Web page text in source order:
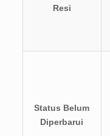
Resi
Status Belum
Diperbarui